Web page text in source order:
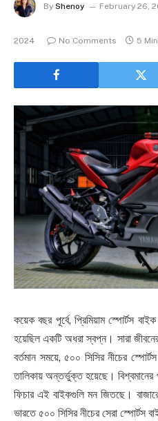
By Shenoy February 26,
2024 No Comments 5
কয়েক বছর পূর্বে, প্রিমিয়াম স্পোর্টস
হয়েছিল একটি অধরা স্বপ্ন। সারা
বর্তমান সময়ে, ৫০০ সিসির নীচের
তালিকায় অন্তর্ভুক্ত হয়েছে। বিশ্বমানের
ফিচার এই বাইকগুলি মন জিতছে।
ভারতে ৫০০ সিসির নীচের সেরা স্পোর্টস